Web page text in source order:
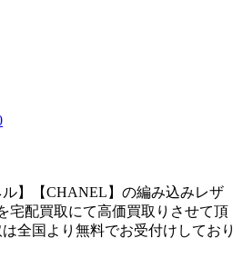
】【CHANEL】の編み込みレザ
宅配買取にて高価買取りさせて頂
全国より無料でお受付けしており